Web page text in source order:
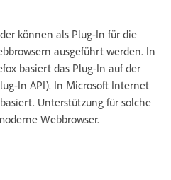
können als Plug-In für die
ausgeführt werden. In
basiert das Plug-In auf der
In API). In Microsoft Internet
Unterstützung für solche
Webbrowser.